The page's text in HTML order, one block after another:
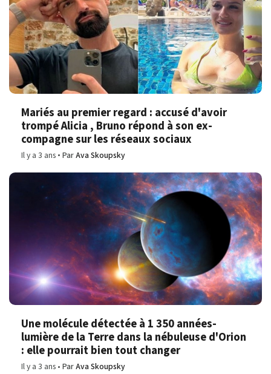
Mariés au premier regard : accusé d'avoir
trompé Alicia , Bruno répond à son ex-
compagne sur les réseaux sociaux
Il y a 3 ans ParAva Skoupsky
Une molécule détectée à 1 350 années-
lumière de la Terre dans la nébuleuse d'Orion
: elle pourrait bien tout changer
Il y a 3 ans ParAva Skoupsky